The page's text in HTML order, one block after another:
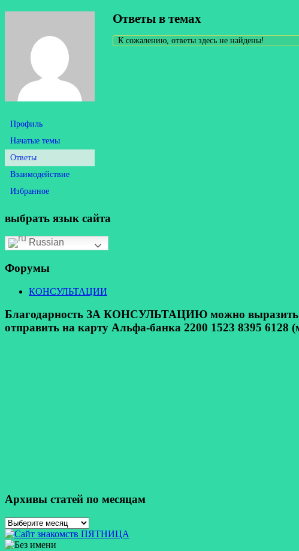
Профиль
Начатые темы
Ответы
Взаимодействие
Избранное
Ответы в темах
К сожалению, ответы здесь не найдены!
выбрать язык сайта
Russian
Форумы
КОНСУЛЬТАЦИИ
Благодарность ЗА КОНСУЛЬТАЦИЮ можно выразить
отправить на карту Альфа-банка 2200 1523 8395 6128
Архивы статей по месяцам
Архивы
статей
по